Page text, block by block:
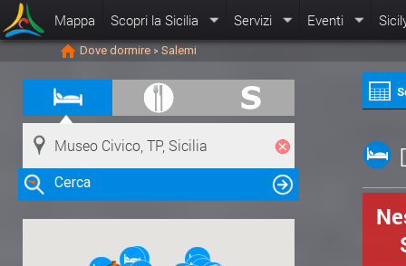
Mappa Scopri la Sicilia Servizi Eventi
Dove dormire > Salemi
Cerca